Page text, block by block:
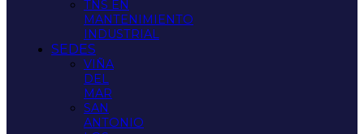
TNS EN
MANTENIMIENTO
INDUSTRIAL
SEDES
VIÑA
DEL
MAR
SAN
ANTONIO